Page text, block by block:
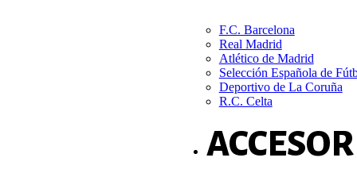
F.C. Barcelona
Real Madrid
Atlético de Madrid
Selección Española de
Deportivo de La Coruña
R.C. Celta